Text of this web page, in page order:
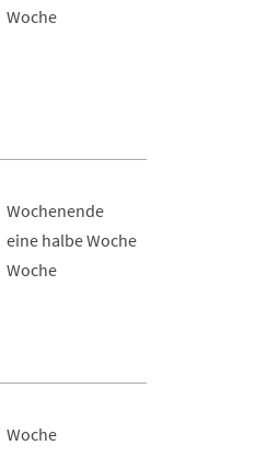
Woche
Wochenende
eine halbe Woche
Woche
Woche